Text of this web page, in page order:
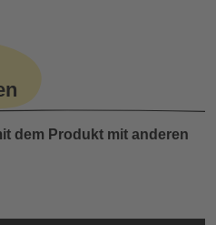
dem Produkt mit anderen